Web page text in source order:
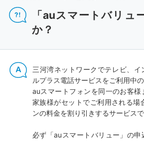
「auスマートバリュ
か？
三河湾ネットワークでテレビ、
ルプラス電話サービスをご利用中の
auスマートフォンを同一のお客
家族様がセットでご利用される場
ンの料金を割り引きするサービスで
必ず「auスマートバリュー」の申